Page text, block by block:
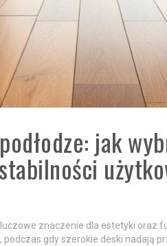
jak
znaczenie dla estetyki oraz
gdy szerokie deski nadają